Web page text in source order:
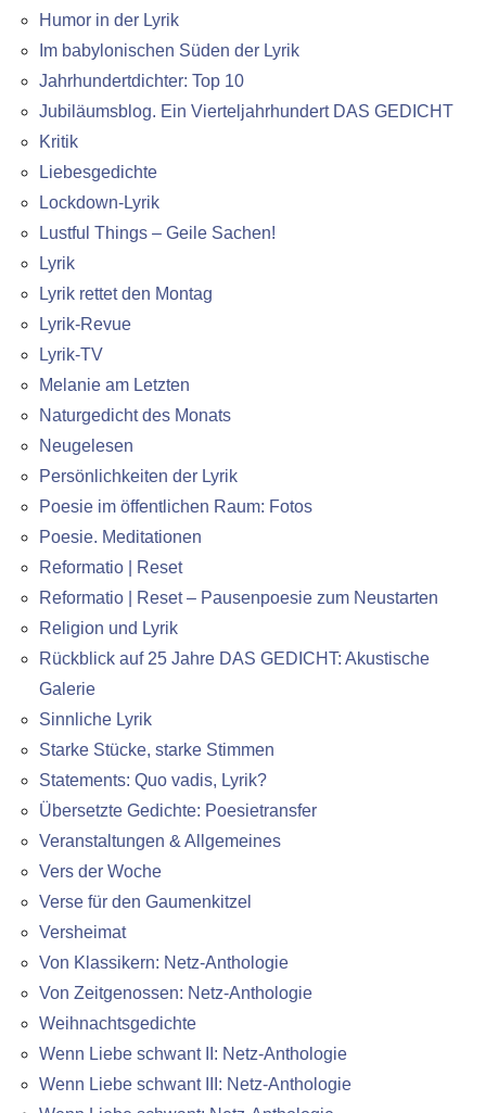
Humor in der Lyrik
Im babylonischen Süden der Lyrik
Jahrhundertdichter: Top 10
Jubiläumsblog. Ein Vierteljahrhundert DAS GEDICHT
Kritik
Liebesgedichte
Lockdown-Lyrik
Lustful Things – Geile Sachen!
Lyrik
Lyrik rettet den Montag
Lyrik-Revue
Lyrik-TV
Melanie am Letzten
Naturgedicht des Monats
Neugelesen
Persönlichkeiten der Lyrik
Poesie im öffentlichen Raum: Fotos
Poesie. Meditationen
Reformatio | Reset
Reformatio | Reset – Pausenpoesie zum Neustarten
Religion und Lyrik
Rückblick auf 25 Jahre DAS GEDICHT: Akustische
Galerie
Sinnliche Lyrik
Starke Stücke, starke Stimmen
Statements: Quo vadis, Lyrik?
Übersetzte Gedichte: Poesietransfer
Veranstaltungen & Allgemeines
Vers der Woche
Verse für den Gaumenkitzel
Versheimat
Von Klassikern: Netz-Anthologie
Von Zeitgenossen: Netz-Anthologie
Weihnachtsgedichte
Wenn Liebe schwant II: Netz-Anthologie
Wenn Liebe schwant III: Netz-Anthologie